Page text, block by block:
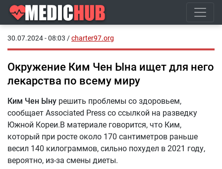
30.07.2024 - 08:03 /charter97.org
Окружение Ким Чен Ына ищет для него
лекарства по всему миру
Ким Чен Ыну решить проблемы со здоровьем,
сообщает Associated Press со ссылкой на разведку
Южной Кореи.В материале говорится, что Ким,
который при росте около 170 сантиметров раньше
весил 140 килограммов, сильно похудел в 2021 году,
вероятно, из-за смены диеты.